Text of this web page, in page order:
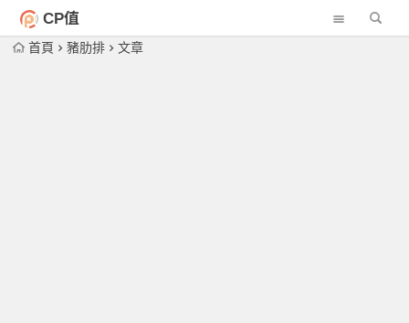
CP值
首頁 豬肋排 文章